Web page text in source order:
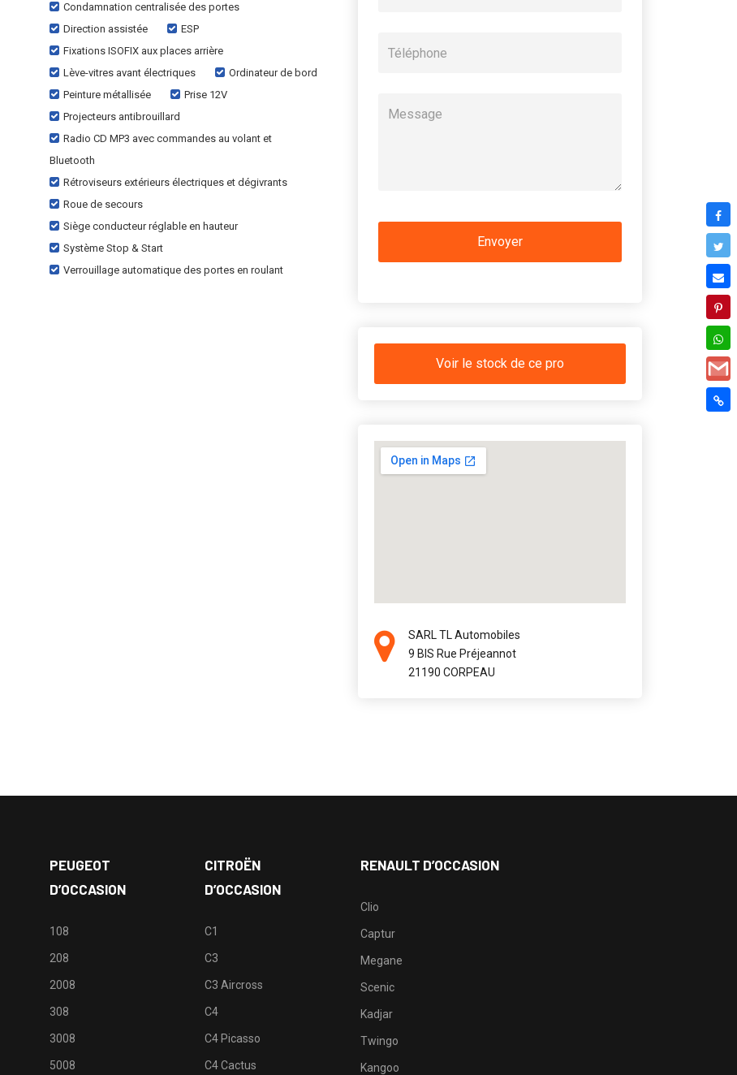
Condamnation centralisée des portes
Direction assistée
ESP
Fixations ISOFIX aux places arrière
Lève-vitres avant électriques
Ordinateur de bord
Peinture métallisée
Prise 12V
Projecteurs antibrouillard
Radio CD MP3 avec commandes au volant et
Bluetooth
Rétroviseurs extérieurs électriques et dégivrants
Roue de secours
Siège conducteur réglable en hauteur
Système Stop & Start
Verrouillage automatique des portes en roulant
Voir le stock de ce pro
SARL TL Automobiles
9 BIS Rue Préjeannot
21190 CORPEAU
PEUGEOT
D’OCCASION
108
208
2008
308
3008
5008
CITROËN
D’OCCASION
C1
C3
C3 Aircross
C4
C4 Picasso
C4 Cactus
RENAULT D’OCCASION
Clio
Captur
Megane
Scenic
Kadjar
Twingo
Kangoo